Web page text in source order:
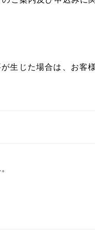
生じた場合は、お客